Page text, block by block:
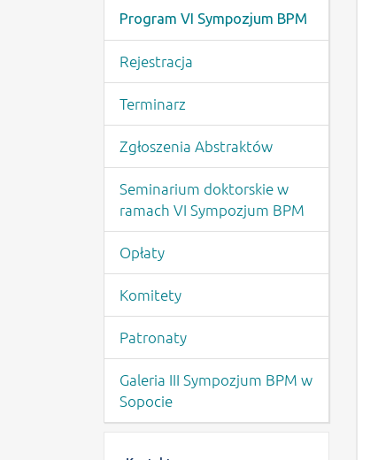
Program VI Sympozjum BPM
Rejestracja
Terminarz
Zgłoszenia Abstraktów
Seminarium doktorskie w
ramach VI Sympozjum BPM
Opłaty
Komitety
Patronaty
Galeria III Sympozjum BPM w
Sopocie